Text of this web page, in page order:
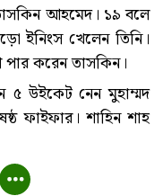
আহমেদ। ১৯ বলে
ইনিংস খেলেন তিনি।
পার করেন তাসকিন।
৫ উইকেট নেন মুহাম্মদ
ফাইফার। শাহিন শাহ